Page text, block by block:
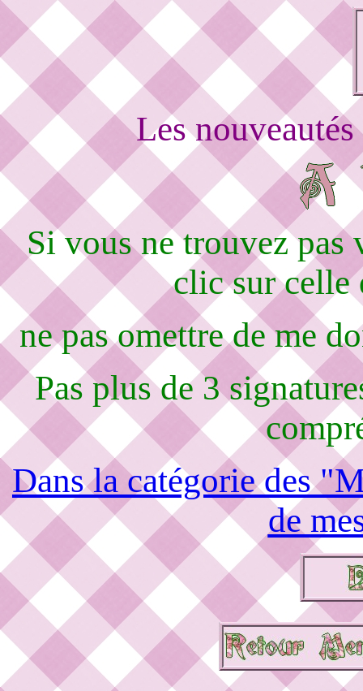
Les
Si vous ne trouvez pas
clic sur celle
ne pas omettre de me
Pas plus de 3
Dans la catégorie des
de